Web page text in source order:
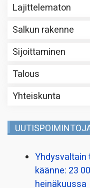
Lajittelematon
Salkun rakenne
Sijoittaminen
Talous
Yhteiskunta
Yhdysvaltain
käänne: 23
heinäkuussa